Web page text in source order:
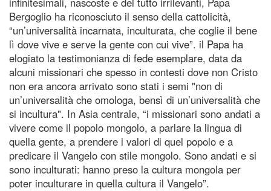
Bergoglio ha riconosciuto il senso della cattolicità,
“un’universalità incarnata, inculturata, che coglie il bene
lì dove vive e serve la gente con cui vive”. il Papa ha
elogiato la testimonianza di fede esemplare, data da
alcuni missionari che spesso in contesti dove non Cristo
non era ancora arrivato sono stati i semi "non di
un’universalità che omologa, bensì di un’universalità che
si incultura". In Asia centrale, “i missionari sono andati a
vivere come il popolo mongolo, a parlare la lingua di
quella gente, a prendere i valori di quel popolo e a
predicare il Vangelo con stile mongolo. Sono andati e si
sono inculturati: hanno preso la cultura mongola per
poter inculturare in quella cultura il Vangelo”.